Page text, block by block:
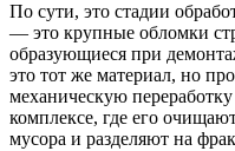
По сути, это стадии
— это крупные обломки
образующиеся при
это тот же материал, но
механическую
комплексе, где его
мусора и разделяют на